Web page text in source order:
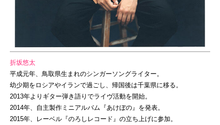
折坂悠太
平成元年、鳥取県生まれのシンガーソングライター。
幼少期をロシアやイランで過ごし、帰国後は千葉県に移る。
2013年よりギター弾き語りでライヴ活動を開始。
2014年、自主製作ミニアルバム『あけぼの』を発表。
2015年、レーベル『のろしレコード』の立ち上げに参加。